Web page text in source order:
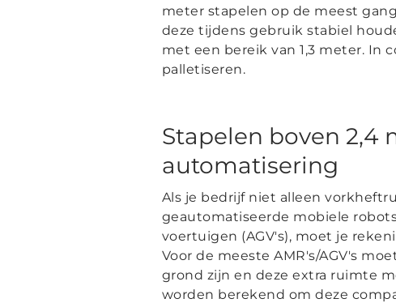
meter stapelen op de meest
deze tijdens gebruik stabiel
met een bereik van 1,3 meter. In
palletiseren.
Stapelen boven
automatisering
Als je bedrijf niet alleen
geautomatiseerde mobiele
voertuigen (AGV's), moet je
Voor de meeste AMR's/AGV's
grond zijn en deze extra ruimte
worden berekend om deze